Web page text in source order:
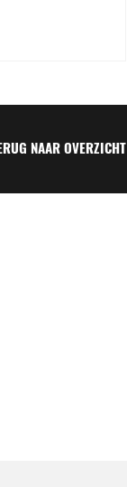
NAAR OVERZICHT